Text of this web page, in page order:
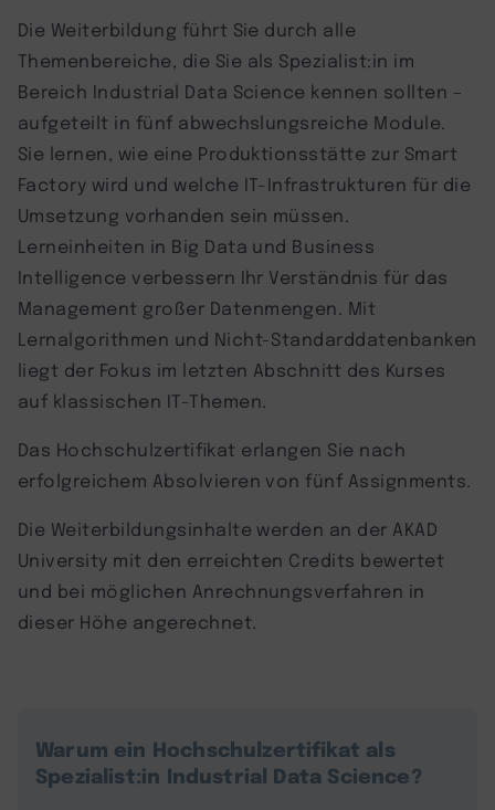
Die Weiterbildung führt Sie durch alle
Themenbereiche, die Sie als Spezialist:in im
Bereich Industrial Data Science kennen sollten –
aufgeteilt in fünf abwechslungsreiche Module.
Sie lernen, wie eine Produktionsstätte zur Smart
Factory wird und welche IT-Infrastrukturen für die
Umsetzung vorhanden sein müssen.
Lerneinheiten in Big Data und Business
Intelligence verbessern Ihr Verständnis für das
Management großer Datenmengen. Mit
Lernalgorithmen und Nicht-Standarddatenbanken
liegt der Fokus im letzten Abschnitt des Kurses
auf klassischen IT-Themen.
Das Hochschulzertifikat erlangen Sie nach
erfolgreichem Absolvieren von fünf Assignments.
Die Weiterbildungsinhalte werden an der AKAD
University mit den erreichten Credits bewertet
und bei möglichen Anrechnungsverfahren in
dieser Höhe angerechnet.
Warum ein Hochschulzertifikat als
Spezialist:in Industrial Data Science?